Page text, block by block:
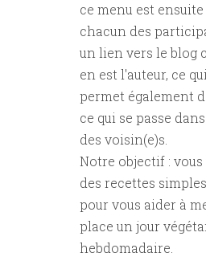
ce menu est
chacun des
un lien vers le blog
en est l'auteur, ce
permet également
ce qui se passe
des voisin(e)s.
Notre objectif :
des recettes
pour vous aider à
place un jour
hebdomadaire.